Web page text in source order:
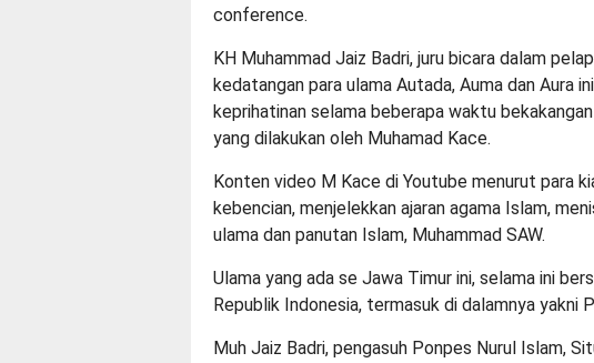
conference.
KH Muhammad Jaiz Badri, juru bicara dalam
kedatangan para ulama Autada, Auma dan Aura
keprihatinan selama beberapa waktu
yang dilakukan oleh Muhamad Kace.
Konten video M Kace di Youtube menurut para
kebencian, menjelekkan ajaran agama Islam,
ulama dan panutan Islam, Muhammad SAW.
Ulama yang ada se Jawa Timur ini, selama ini
Republik Indonesia, termasuk di dalamnya yakni
Muh Jaiz Badri, pengasuh Ponpes Nurul Islam,